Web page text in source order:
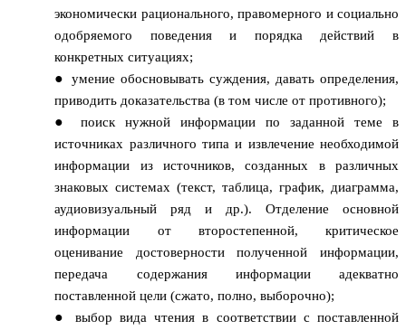
экономически рационального, правомерного и социально
одобряемого поведения и порядка действий в
конкретных ситуациях;
умение обосновывать суждения, давать определения,
приводить доказательства (в том числе от противного);
поиск нужной информации по заданной теме в
источниках различного типа и извлечение необходимой
информации из источников, созданных в различных
знаковых системах (текст, таблица, график, диаграмма,
аудиовизуальный ряд и др.). Отделение основной
информации от второстепенной, критическое
оценивание достоверности полученной информации,
передача содержания информации адекватно
поставленной цели (сжато, полно, выборочно);
выбор вида чтения в соответствии с поставленной